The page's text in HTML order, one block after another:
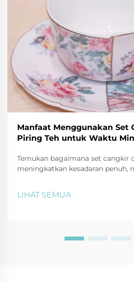
Manfaat Menggunakan Set
Piring Teh untuk Waktu
Temukan bagaimana set cangkir
meningkatkan kesadaran penuh,
menenangkan Anda hari ini.
LIHAT SEMUA